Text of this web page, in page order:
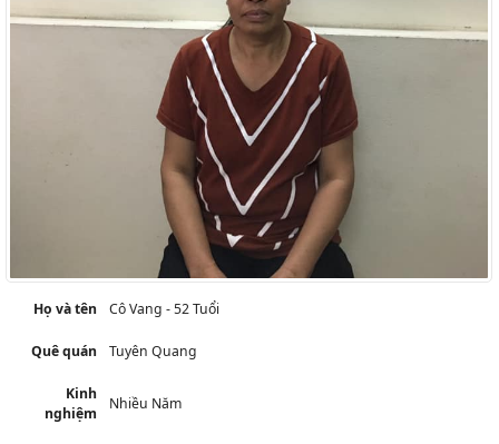
Họ và tên Cô Vang - 52 Tuổi
Quê quán Tuyên Quang
Kinh
nghiệm
Nhiều Năm